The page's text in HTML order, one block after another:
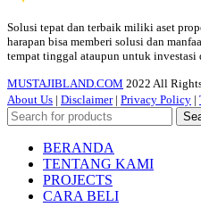
Solusi tepat dan terbaik miliki aset
harapan bisa memberi solusi dan
tempat tinggal ataupun untuk investasi
MUSTAJIBLAND.COM 2022 All
About Us | Disclaimer| Privacy Policy |
BERANDA
TENTANG KAMI
PROJECTS
CARA BELI